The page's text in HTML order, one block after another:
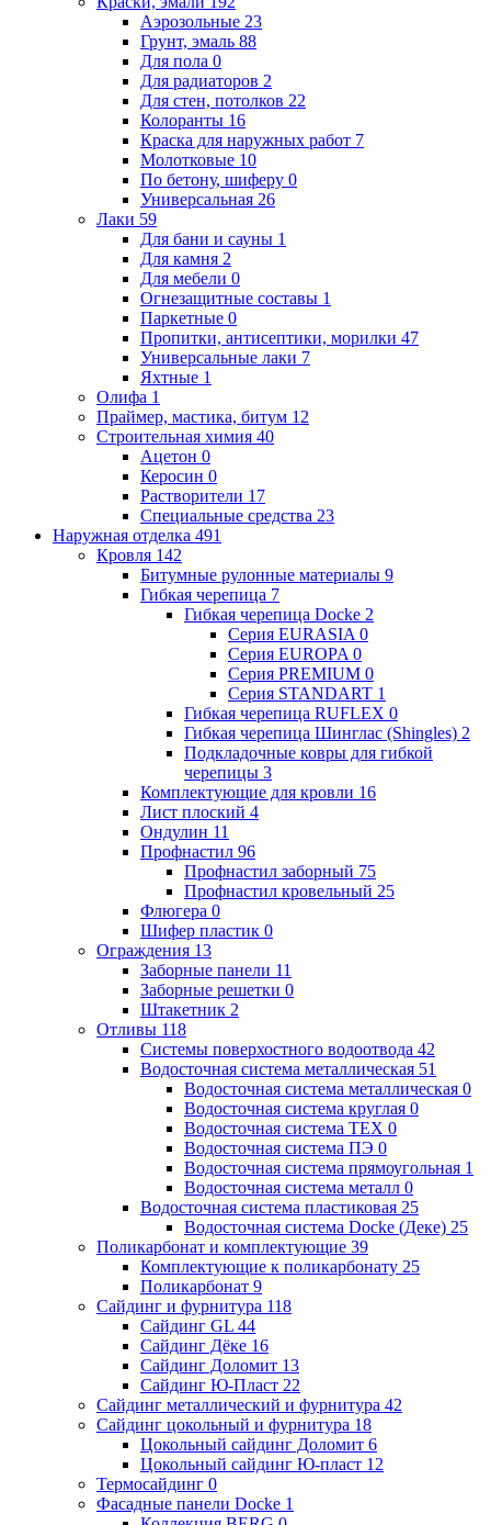
Аэрозольные 23
Грунт, эмаль 88
Для пола 0
Для радиаторов 2
Для стен, потолков 22
Колоранты 16
Краска для наружных работ 7
Молотковые 10
По бетону, шиферу 0
Универсальная 26
Лаки 59
Для бани и сауны 1
Для камня 2
Для мебели 0
Огнезащитные составы 1
Паркетные 0
Пропитки, антисептики, морилки 47
Универсальные лаки 7
Яхтные 1
Олифа 1
Праймер, мастика, битум 12
Строительная химия 40
Ацетон 0
Керосин 0
Растворители 17
Специальные средства 23
Наружная отделка 491
Кровля 142
Битумные рулонные материалы 9
Гибкая черепица 7
Гибкая черепица Docke 2
Серия EURASIA 0
Серия EUROPA 0
Серия PREMIUM 0
Серия STANDART 1
Гибкая черепица RUFLEX 0
Гибкая черепица Шинглас (Shingles) 2
Подкладочные ковры для гибкой
черепицы 3
Комплектующие для кровли 16
Лист плоский 4
Ондулин 11
Профнастил 96
Профнастил заборный 75
Профнастил кровельный 25
Флюгера 0
Шифер пластик 0
Ограждения 13
Заборные панели 11
Заборные решетки 0
Штакетник 2
Отливы 118
Системы поверхостного водоотвода 42
Водосточная система металлическая 51
Водосточная система металлическая 0
Водосточная система круглая 0
Водосточная система ТЕХ 0
Водосточная система ПЭ 0
Водосточная система прямоугольная 1
Водосточная система металл 0
Водосточная система пластиковая 25
Водосточная система Docke (Деке) 25
Поликарбонат и комплектующие 39
Комплектующие к поликарбонату 25
Поликарбонат 9
Сайдинг и фурнитура 118
Сайдинг GL 44
Сайдинг Дёке 16
Сайдинг Доломит 13
Сайдинг Ю-Пласт 22
Сайдинг металлический и фурнитура 42
Сайдинг цокольный и фурнитура 18
Цокольный сайдинг Доломит 6
Цокольный сайдинг Ю-пласт 12
Термосайдинг 0
Фасадные панели Docke 1